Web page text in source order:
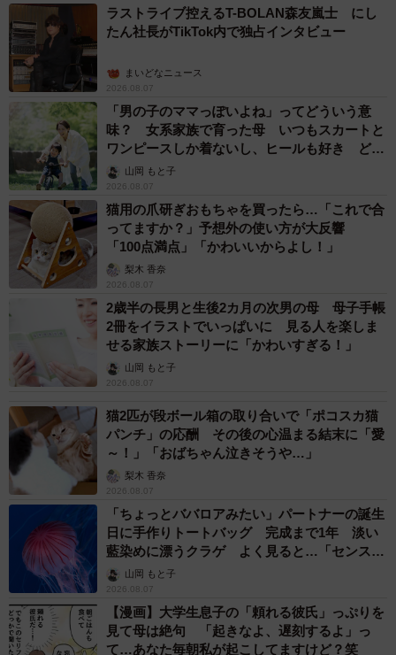
ラストライブ控えるT-BOLAN森友嵐士 にし
たん社長がTikTok内で独占インタビュー
まいどなニュース
2026.08.07
「男の子のママっぽいよね」ってどういう意
味？ 女系家族で育った母 いつもスカートと
ワンピースしか着ないし、ヒールも好き どの
へんが…
山岡 もと子
2026.08.07
猫用の爪研ぎおもちゃを買ったら…「これで合
ってますか？」予想外の使い方が大反響
「100点満点」「かわいいからよし！」
梨木 香奈
2026.08.07
2歳半の長男と生後2カ月の次男の母 母子手帳
2冊をイラストでいっぱいに 見る人を楽しま
せる家族ストーリーに「かわいすぎる！」
山岡 もと子
2026.08.07
猫2匹が段ボール箱の取り合いで「ポコスカ猫
パンチ」の応酬 その後の心温まる結末に「愛
～！」「おばちゃん泣きそうや…」
梨木 香奈
2026.08.07
「ちょっとババロアみたい」パートナーの誕生
日に手作りトートバッグ 完成まで1年 淡い
藍染めに漂うクラゲ よく見ると…「センスす
ごい」山岡 もと子
2026.08.07
【漫画】大学生息子の「頼れる彼氏」っぷりを
見て母は絶句 「起きなよ、遅刻するよ」っ
て…あなた毎朝私が起こしてますけど？笑